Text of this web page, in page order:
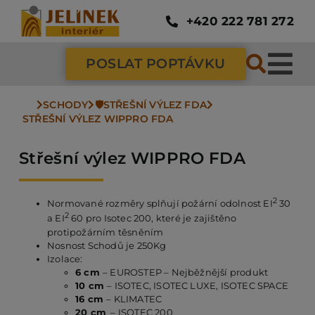
Přeskočit
obsah
+420 222 781 272
POSLAT POPTÁVKU
SCHODY 🛡️STŘEŠNÍ VÝLEZ FDA
STŘEŠNÍ VÝLEZ WIPPRO FDA
Střešní výlez WIPPRO FDA
Normované rozměry splňují požární odolnost EI230
a EI260 pro Isotec 200, které je zajištěno
protipožárním těsněním
Nosnost Schodů je 250Kg
Izolace:
6 cm – EUROSTEP – Nejběžnější produkt
10 cm– ISOTEC, ISOTEC LUXE, ISOTEC SPACE
16 cm– KLIMATEC
20 cm – ISOTEC 200